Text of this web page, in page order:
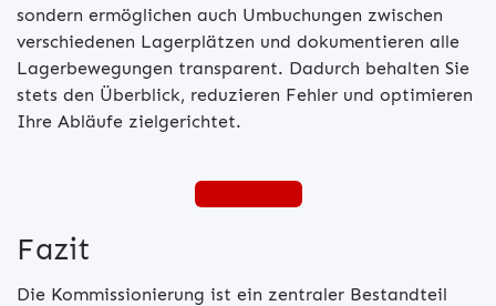
sondern ermöglichen auch Umbuchungen zwischen
verschiedenen Lagerplätzen und dokumentieren alle
Lagerbewegungen transparent. Dadurch behalten Sie
stets den Überblick, reduzieren Fehler und optimieren
Ihre Abläufe zielgerichtet.
desk4 testen
Fazit
Die Kommissionierung ist ein zentraler Bestandteil